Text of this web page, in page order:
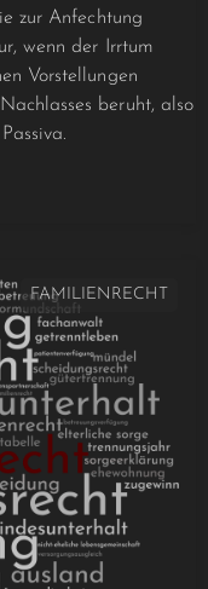
zur Anfechtung
wenn der Irrtum
Vorstellungen
beruht, also
FAMILIENRECHT